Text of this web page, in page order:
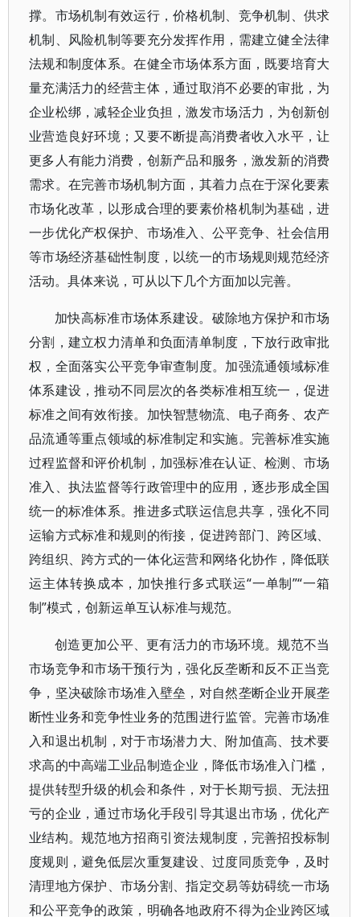
撑。市场机制有效运行，价格机制、竞争机制、供求
机制、风险机制等要充分发挥作用，需建立健全法律
法规和制度体系。在健全市场体系方面，既要培育大
量充满活力的经营主体，通过取消不必要的审批，为
企业松绑，减轻企业负担，激发市场活力，为创新创
业营造良好环境；又要不断提高消费者收入水平，让
更多人有能力消费，创新产品和服务，激发新的消费
需求。在完善市场机制方面，其着力点在于深化要素
市场化改革，以形成合理的要素价格机制为基础，进
一步优化产权保护、市场准入、公平竞争、社会信用
等市场经济基础性制度，以统一的市场规则规范经济
活动。具体来说，可从以下几个方面加以完善。
加快高标准市场体系建设。破除地方保护和市场
分割，建立权力清单和负面清单制度，下放行政审批
权，全面落实公平竞争审查制度。加强流通领域标准
体系建设，推动不同层次的各类标准相互统一，促进
标准之间有效衔接。加快智慧物流、电子商务、农产
品流通等重点领域的标准制定和实施。完善标准实施
过程监督和评价机制，加强标准在认证、检测、市场
准入、执法监督等行政管理中的应用，逐步形成全国
统一的标准体系。推进多式联运信息共享，强化不同
运输方式标准和规则的衔接，促进跨部门、跨区域、
跨组织、跨方式的一体化运营和网络化协作，降低联
运主体转换成本，加快推行多式联运“一单制”“一箱
制”模式，创新运单互认标准与规范。
创造更加公平、更有活力的市场环境。规范不当
市场竞争和市场干预行为，强化反垄断和反不正当竞
争，坚决破除市场准入壁垒，对自然垄断企业开展垄
断性业务和竞争性业务的范围进行监管。完善市场准
入和退出机制，对于市场潜力大、附加值高、技术要
求高的中高端工业品制造企业，降低市场准入门槛，
提供转型升级的机会和条件，对于长期亏损、无法扭
亏的企业，通过市场化手段引导其退出市场，优化产
业结构。规范地方招商引资法规制度，完善招投标制
度规则，避免低层次重复建设、过度同质竞争，及时
清理地方保护、市场分割、指定交易等妨碍统一市场
和公平竞争的政策，明确各地政府不得为企业跨区域